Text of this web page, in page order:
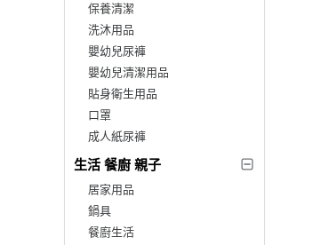
保養清潔
洗沐用品
嬰幼兒尿褲
嬰幼兒清潔用品
貼身衛生用品
口罩
成人紙尿褲
生活 餐廚 親子
居家用品
鍋具
餐廚生活